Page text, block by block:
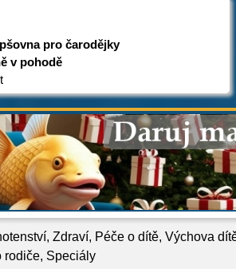
pro čarodějky
v pohodě
, Zdraví, Péče o dítě, Výchova
rodiče, Speciály